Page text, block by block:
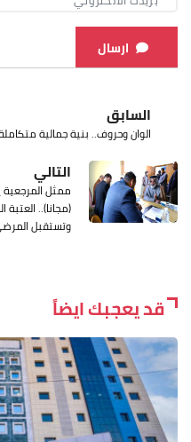
ارسال
السابق
الوان وحروف.. بنية جمالية
التالي
ممثل المرجعية
(مجانا)..
وتستقبل
قد يعجبك ايضاً